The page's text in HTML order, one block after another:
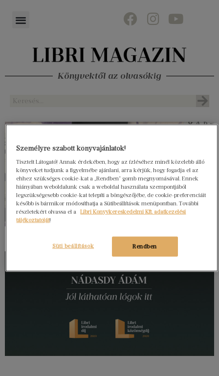
Könyvektől az olvasókig
Személyre szabott könyvajánlatok!
Tisztelt Látogató! Annak érdekében, hogy az ízléséhez minél közelebb álló
könyveket tudjunk a figyelmébe ajánlani, arra kérjük, hogy fogadja el az
ehhez szükséges cookie-kat a „Rendben” gomb megnyomásával. Ennek
hiányában weboldalunk csak a weboldal használata szempontjából
legszükségesebb cookie-kat telepíti a böngészőjébe, de cookie-preferenciáit
később is bármikor módosíthatja a Sütibeállítások menüpontban. További
részletekért olvassa el a
Libri Könyvkereskedelmi Kft. adatkezelési
tájékoztatóját!
Rendben
Süti beállítások